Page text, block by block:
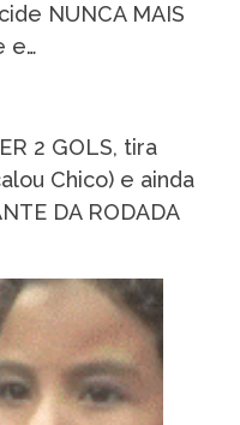
NUNCA MAIS
e…
2 GOLS, tira
Chico) e ainda
DA RODADA